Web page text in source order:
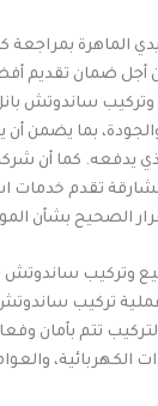
الماهرة
أجل ضمان تقديم
ساندوتش
والجودة، بما
يدفعه. كما أن
تقدم خدمات
الصحيح بشأن
وتركيب ساندوتش
تركيب
تتم بأمان
الكهربائية،